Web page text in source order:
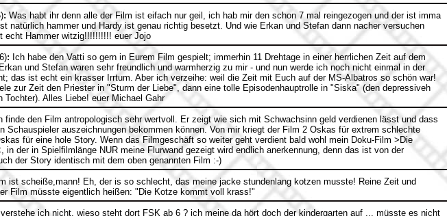
: Was habt ihr denn alle der Film ist eifach nur geil, ich hab mir den schon 7 mal reingezogen und der ist imma
natürlich hammer und Hardy ist genau richtig besetzt. Und wie Erkan und Stefan dann nacher versuchen
echt Hammer witzig!!!!!!!!!! euer Jojo
: Ich habe den Vatti so gern in Eurem Film gespielt; immerhin 11 Drehtage in einer herrlichen Zeit auf dem
und Stefan waren sehr freundlich und warmherzig zu mir - und nun werde ich noch nicht einmal in der
das ist echt ein krasser Irrtum. Aber ich verzeihe: weil die Zeit mit Euch auf der MS-Albatros so schön war!
zur Zeit den Priester in "Sturm der Liebe", dann eine tolle Episodenhauptrolle in "Siska" (den depressiveh
Tochter). Alles Liebe! euer Michael Gahr
finde den Film antropologisch sehr wertvoll. Er zeigt wie sich mit Schwachsinn geld verdienen lässt und dass
Schauspieler auszeichnungen bekommen können. Von mir kriegt der Film 2 Oskas für extrem schlechte
für eine hole Story. Wenn das Filmgeschäft so weiter geht verdient bald wohl mein Doku-Film >Die
in der in Spielfilmlänge NUR meine Flurwand gezeigt wird endlich anerkennung, denn das ist von der
der Story identisch mit dem oben genannten Film :-)
ist scheiße,mann! Eh, der is so schlecht, das meine jacke stundenlang kotzen musste! Reine Zeit und
Film müsste eigentlich heißen: "Die Kotze kommt voll krass!"
ich nicht, wieso steht dort FSK ab 6 ? ich meine da hört doch der kindergarten auf ... müsste es nicht